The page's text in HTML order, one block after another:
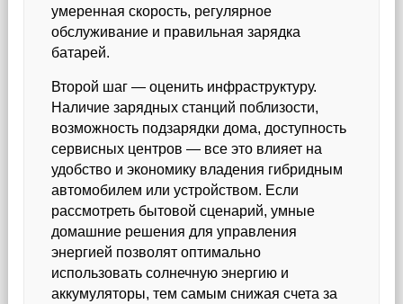
умеренная скорость, регулярное
обслуживание и правильная зарядка
батарей.
Второй шаг — оценить инфраструктуру.
Наличие зарядных станций поблизости,
возможность подзарядки дома, доступность
сервисных центров — все это влияет на
удобство и экономику владения гибридным
автомобилем или устройством. Если
рассмотреть бытовой сценарий, умные
домашние решения для управления
энергией позволят оптимально
использовать солнечную энергию и
аккумуляторы, тем самым снижая счета за